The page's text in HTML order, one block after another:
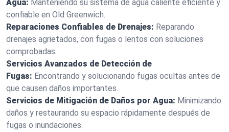
Agua: Manteniendo su sistema de agua caliente eficiente y
confiable en Old Greenwich.
Reparaciones Confiables de Drenajes: Reparando
drenajes agrietados, con fugas o lentos con soluciones
comprobadas.
Servicios Avanzados de Detección de
Fugas: Encontrando y solucionando fugas ocultas antes de
que causen daños importantes.
Servicios de Mitigación de Daños por Agua: Minimizando
daños y restaurando su espacio rápidamente después de
fugas o inundaciones.